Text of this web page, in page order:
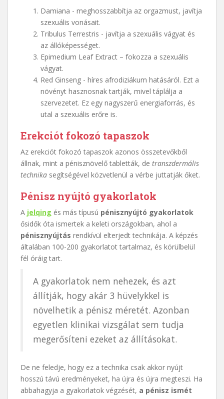
Damiana - meghosszabbítja az orgazmust, javítja
szexuális vonásait.
Tribulus Terrestris - javítja a szexuális vágyat és
az állóképességet.
Epimedium Leaf Extract – fokozza a szexuális
vágyat.
Red Ginseng - híres afrodiziákum hatásáról. Ezt a
növényt hasznosnak tartják, mivel táplálja a
szervezetet. Ez egy nagyszerű energiaforrás, és
utal a szexuális erőre is.
Erekciót fokozó tapaszok
Az erekciót fokozó tapaszok azonos összetevőkből
állnak, mint a pénisznövelő tabletták, de transzdermális
technika segítségével közvetlenül a vérbe juttatják őket.
Pénisz nyújtó gyakorlatok
A jelqing és más típusú pénisznyújtó gyakorlatok
ősidők óta ismertek a keleti országokban, ahol a
pénisznyújtás rendkívül elterjedt technikája. A képzés
általában 100-200 gyakorlatot tartalmaz, és körülbelül
fél óráig tart.
A gyakorlatok nem nehezek, és azt
állítják, hogy akár 3 hüvelykkel is
növelhetik a pénisz méretét. Azonban
egyetlen klinikai vizsgálat sem tudja
megerősíteni ezeket az állításokat.
De ne feledje, hogy ez a technika csak akkor nyújt
hosszú távú eredményeket, ha újra és újra megteszi. Ha
abbahagyja a gyakorlatok végzését, a pénisz ismét